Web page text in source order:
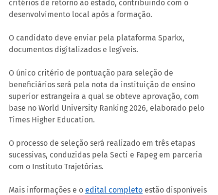
critérios de retorno ao estado, contribuindo com o
desenvolvimento local após a formação.
O candidato deve enviar pela plataforma Sparkx,
documentos digitalizados e legíveis.
O único critério de pontuação para seleção de
beneficiários será pela nota da instituição de ensino
superior estrangeira a qual se obteve aprovação, com
base no World University Ranking 2026, elaborado pelo
Times Higher Education.
O processo de seleção será realizado em três etapas
sucessivas, conduzidas pela Secti e Fapeg em parceria
com o Instituto Trajetórias.
Mais informações e o edital completo estão disponíveis